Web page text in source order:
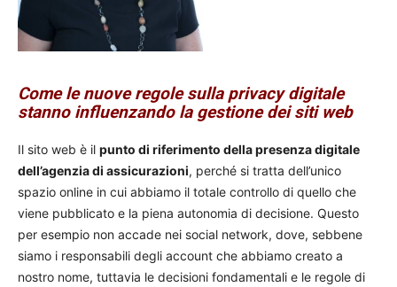
Come le nuove regole sulla privacy digitale
stanno influenzando la gestione dei siti web
Il sito web è il punto di riferimento della presenza digitale
dell’agenzia di assicurazioni, perché si tratta dell’unico
spazio online in cui abbiamo il totale controllo di quello che
viene pubblicato e la piena autonomia di decisione. Questo
per esempio non accade nei social network, dove, sebbene
siamo i responsabili degli account che abbiamo creato a
nostro nome, tuttavia le decisioni fondamentali e le regole di